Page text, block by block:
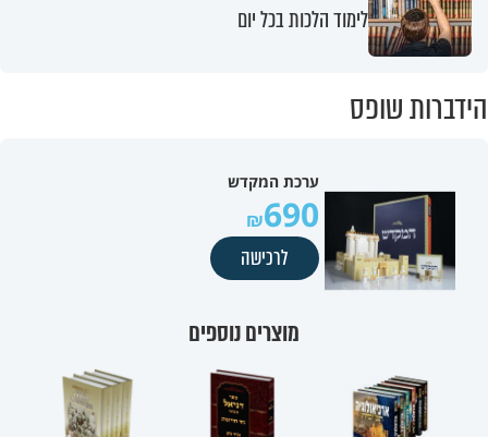
לימוד הלכות בכל יום
הידברות שופס
ערכת המקדש
690
לרכישה
מוצרים נוספים